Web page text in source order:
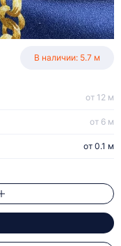
В наличии: 5.7 м
от 0.1 м
от 6 м
от 12 м